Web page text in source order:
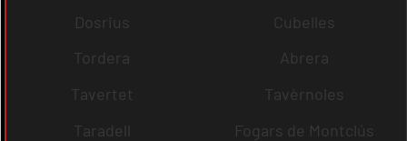
Dosrius
Cubelles
Tordera
Abrera
Tavertet
Tavèrnoles
Taradell
Fogars de Montclús